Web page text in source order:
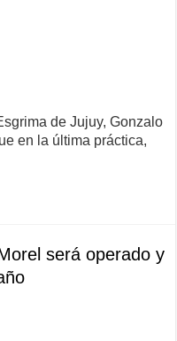
de Jujuy, Gonzalo
en la última práctica,
será operado y